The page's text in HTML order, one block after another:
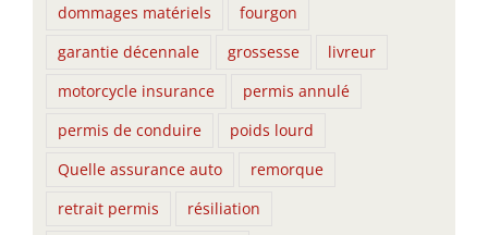
dommages matériels
fourgon
garantie décennale
grossesse
livreur
motorcycle insurance
permis annulé
permis de conduire
poids lourd
Quelle assurance auto
remorque
retrait permis
résiliation